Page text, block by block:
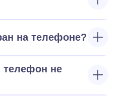
на телефоне?
телефон не